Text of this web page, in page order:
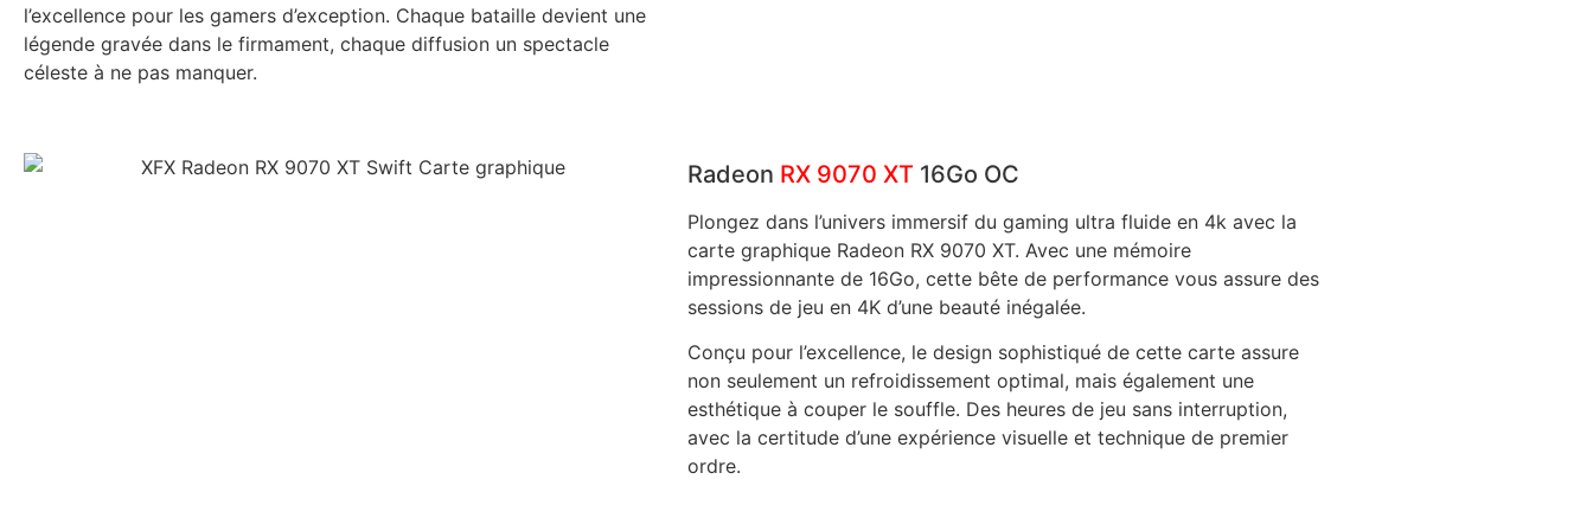
l’excellence pour les gamers d’exception. Chaque bataille devient une
légende gravée dans le firmament, chaque diffusion un spectacle
céleste à ne pas manquer.
Radeon RX 9070 XT 16Go OC
Plongez dans l’univers immersif du gaming ultra fluide en 4k avec la
carte graphique Radeon RX 9070 XT. Avec une mémoire
impressionnante de 16Go, cette bête de performance vous assure des
sessions de jeu en 4K d’une beauté inégalée.
Conçu pour l’excellence, le design sophistiqué de cette carte assure
non seulement un refroidissement optimal, mais également une
esthétique à couper le souffle. Des heures de jeu sans interruption,
avec la certitude d’une expérience visuelle et technique de premier
ordre.